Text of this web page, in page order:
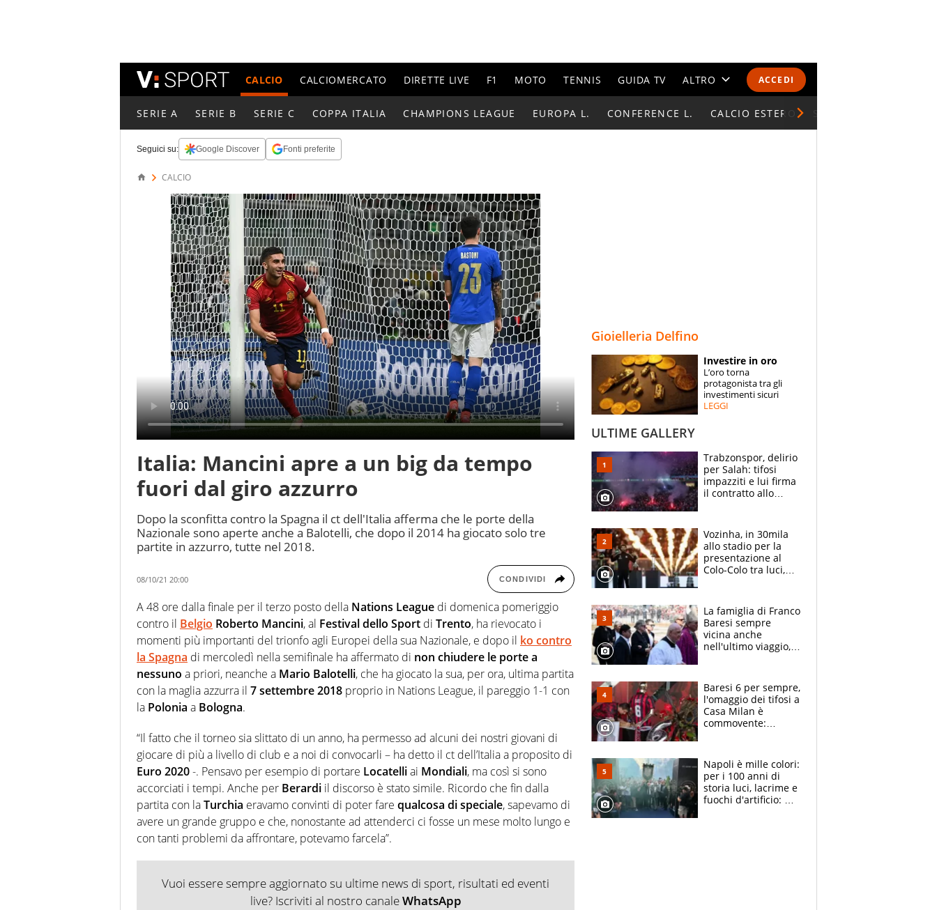
ACCEDI
CALCIO CALCIOMERCATO DIRETTE LIVE F1 MOTO TENNIS GUIDA TV ALTRO
CALENDARI E CLASSIFICHE
ESPERTI
CONTATTI
SERIE A SERIE B SERIE C COPPA ITALIA CHAMPIONS LEAGUE EUROPA L. CONFERENCE L. CALCIO ESTERO
Seguici su: Google Discover Fonti preferite
CALCIO
Italia: Mancini apre a un big da tempo
fuori dal giro azzurro
Dopo la sconfitta contro la Spagna il ct dell'Italia afferma che le porte della
Nazionale sono aperte anche a Balotelli, che dopo il 2014 ha giocato solo tre
partite in azzurro, tutte nel 2018.
08/10/21 20:00 CONDIVIDI
A 48 ore dalla finale per il terzo posto della Nations League di domenica pomeriggio
contro il Belgio Roberto Mancini, al Festival dello Sport di Trento, ha rievocato i
momenti più importanti del trionfo agli Europei della sua Nazionale, e dopo il ko contro
la Spagna di mercoledì nella semifinale ha affermato di non chiudere le porte a
nessuno a priori, neanche a Mario Balotelli, che ha giocato la sua, per ora, ultima partita
con la maglia azzurra il 7 settembre 2018 proprio in Nations League, il pareggio 1-1 con
la Polonia a Bologna.
“Il fatto che il torneo sia slittato di un anno, ha permesso ad alcuni dei nostri giovani di
giocare di più a livello di club e a noi di convocarli – ha detto il ct dell’Italia a proposito di
Euro 2020-. Pensavo per esempio di portare Locatelliai Mondiali, ma così si sono
accorciati i tempi. Anche per Berardi il discorso è stato simile. Ricordo che fin dalla
partita con laTurchia eravamo convinti di poter fare qualcosa di speciale, sapevamo di
avere un grande gruppo e che, nonostante ad attenderci ci fosse un mese molto lungo e
con tanti problemi da affrontare, potevamo farcela”.
Vuoi essere sempre aggiornato su ultime news di sport, risultati ed eventi
live? Iscriviti al nostro canaleWhatsApp
Gioielleria Delfino
Investire in oro
L’oro torna
protagonista tra gli
investimenti sicuri
LEGGI
ULTIME GALLERY
Trabzonspor, delirio
per Salah: tifosi
impazziti e lui firma
il contratto allo
Vozinha, in 30mila
allo stadio per la
presentazione al
Colo-Colo tra luci,
La famiglia di Franco
Baresi sempre
vicina anche
nell'ultimo viaggio,
circondati
dall'affetto dei tifosi
Baresi 6 per sempre,
l'omaggio dei tifosi a
Casa Milan è
commovente:
bigliettini
Napoli è mille colori:
per i 100 anni di
storia luci, lacrime e
fuochi d'artificio: De